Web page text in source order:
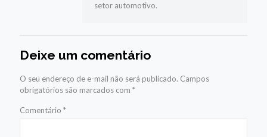
setor automotivo.
Deixe um comentário
O seu endereço de e-mail não será publicado. Campos
obrigatórios são marcados com *
Comentário *